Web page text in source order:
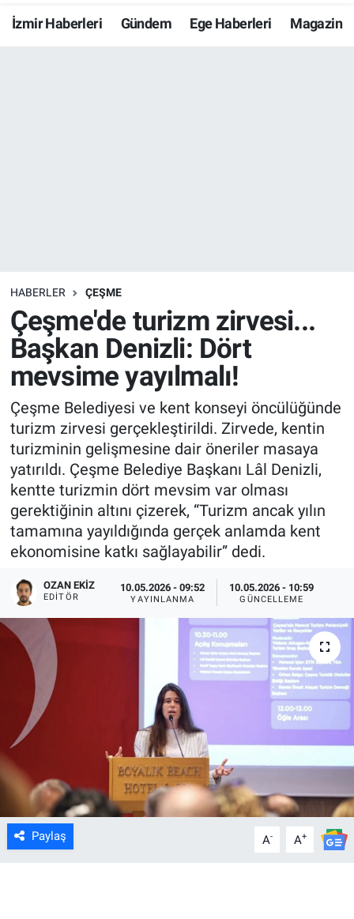
İzmir Haberleri Gündem Ege Haberleri Magazin
HABERLER ÇEŞME
Çeşme'de turizm zirvesi...
Başkan Denizli: Dört
mevsime yayılmalı!
Çeşme Belediyesi ve kent konseyi öncülüğünde
turizm zirvesi gerçekleştirildi. Zirvede, kentin
turizminin gelişmesine dair öneriler masaya
yatırıldı. Çeşme Belediye Başkanı Lâl Denizli,
kentte turizmin dört mevsim var olması
gerektiğinin altını çizerek, “Turizm ancak yılın
tamamına yayıldığında gerçek anlamda kent
ekonomisine katkı sağlayabilir” dedi.
OZAN EKIZ
EDITÖR
10.05.2026 - 09:52
YAYINLANMA
10.05.2026 - 10:59
GÜNCELLEME
Paylaş A- A+
Resmi İlanlar